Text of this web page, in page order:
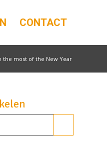
CONTACT
the most of the New Year